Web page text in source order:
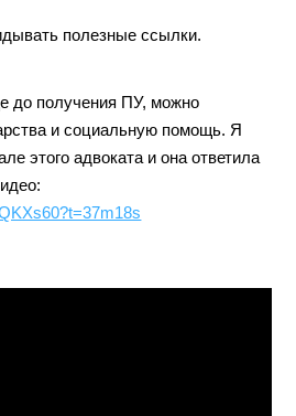
полезные ссылки.
до получения ПУ, можно
и социальную помощь. Я
этого адвоката и она ответила